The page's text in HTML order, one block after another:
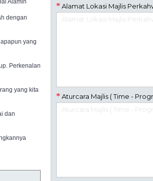
Alamin
dengan
yang
Perkenalan
yang kita
dan
Alamat Lokasi Majlis
Aturcara Majlis ( Time -